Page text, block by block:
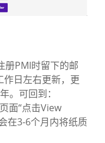
册PMI时留下的邮
日左右更新，更
。可回到：
面“点击View
在3-6个月内将纸质